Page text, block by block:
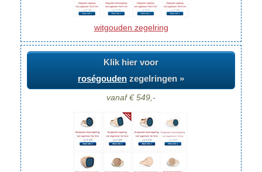
witgouden zegelring
Klik hier voor
roségouden zegelringen »
vanaf € 549,-